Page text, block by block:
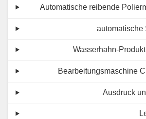
Automatische reibende
automatische
Wasserhahn-
Bearbeitungsmaschine
Ausdruck